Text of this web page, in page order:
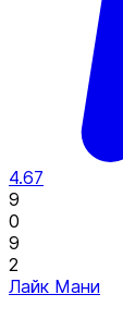
4.67
9
0
9
2
Лайк Мани